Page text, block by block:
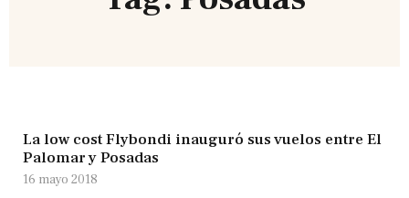
La low cost Flybondi inauguró sus vuelos entre El
Palomar y Posadas
16 mayo 2018